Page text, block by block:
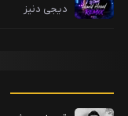
دیجی دنیز